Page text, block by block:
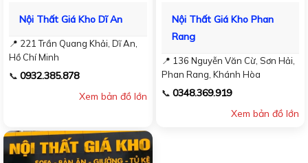
Nội Thất Giá Kho Dĩ An
📍 221 Trần Quang Khải, Dĩ An,
Hồ Chí Minh
📞 0932.385.878
Xem bản đồ lớn
Nội Thất Giá Kho Phan
Rang
📍 136 Nguyễn Văn Cừ, Sơn Hải,
Phan Rang, Khánh Hòa
📞 0348.369.919
Xem bản đồ lớn